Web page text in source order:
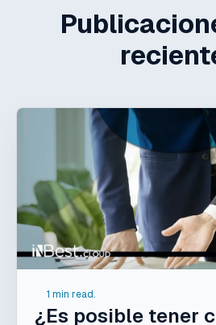
1 min read.
¿Es posible tener